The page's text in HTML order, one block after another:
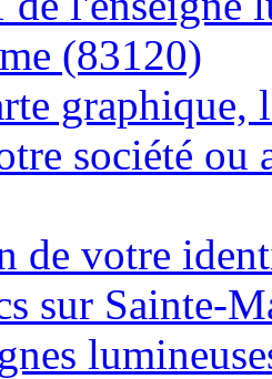
(83120)
graphique,
société
de votre
sur Sainte-